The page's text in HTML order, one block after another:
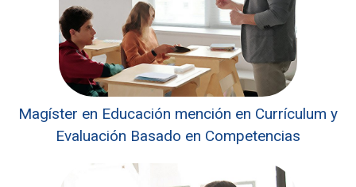
Magíster en Educación mención en Currículum y
Evaluación Basado en Competencias